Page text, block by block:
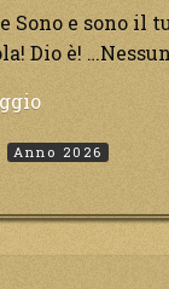
si
sarà
saranno
Sono e sono il
Dio è!
“Ecco,
tempo
giunto
Anno 2026